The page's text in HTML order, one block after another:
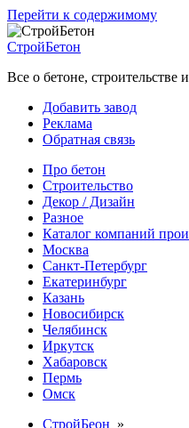
Перейти к содержимому
СтройБетон
Все о бетоне, строительстве
Добавить завод
Реклама
Обратная связь
Про бетон
Строительство
Декор / Дизайн
Разное
Каталог компаний
Москва
Санкт-Петербург
Екатеринбург
Казань
Новосибирск
Челябинск
Иркутск
Хабаровск
Пермь
Омск
СтройБеон »